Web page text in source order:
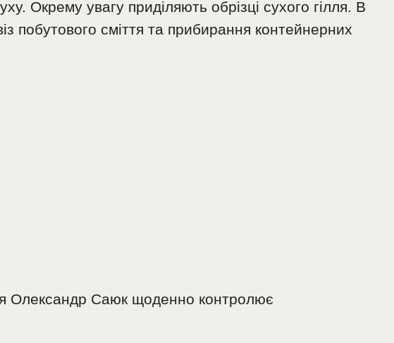
Окрему увагу приділяють обрізці сухого гілля. В
побутового сміття та прибирання контейнерних
Олександр Саюк щоденно контролює